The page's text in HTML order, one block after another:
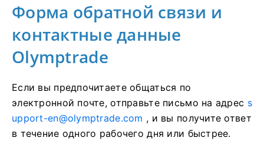
Форма обратной связи и
контактные данные
Olymptrade
Если вы предпочитаете общаться по
электронной почте, отправьте письмо на адрес s
upport-en@olymptrade.com , и вы получите ответ
в течение одного рабочего дня или быстрее.